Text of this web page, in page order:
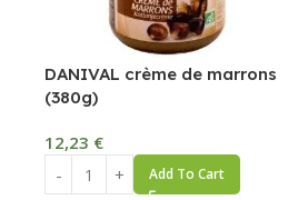
DANIVAL crème de marrons
(380g)
12,23 €
Add To Cart